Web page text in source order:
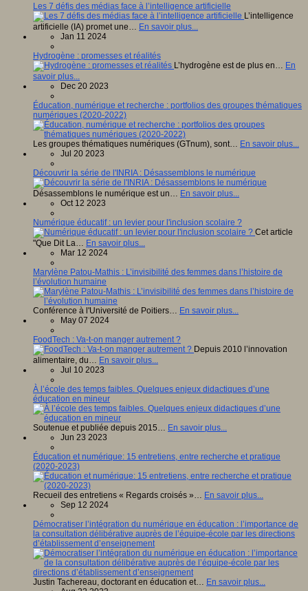
Les 7 défis des médias face à l’intelligence artificielle
L’intelligence
artificielle (IA) promet une… En savoir plus...
Jan 11 2024
Hydrogène : promesses et réalités
L’hydrogène est de plus en… En
savoir plus...
Dec 20 2023
Éducation, numérique et recherche : portfolios des groupes thématiques
numériques (2020-2022)
Les groupes thématiques numériques (GTnum), sont… En savoir plus...
Jul 20 2023
Découvrir la série de l'INRIA : Désassemblons le numérique
Désassemblons le numérique est un… En savoir plus...
Oct 12 2023
Numérique éducatif : un levier pour l'inclusion scolaire ?
Cet article
"Que Dit La… En savoir plus...
Mar 12 2024
Marylène Patou-Mathis : L’invisibilité des femmes dans l’histoire de
l’évolution humaine
Conférence à l'Université de Poitiers… En savoir plus...
May 07 2024
FoodTech : Va-t-on manger autrement ?
Depuis 2010 l’innovation
alimentaire, du… En savoir plus...
Jul 10 2023
À l’école des temps faibles. Quelques enjeux didactiques d’une
éducation en mineur
Soutenue et publiée depuis 2015… En savoir plus...
Jun 23 2023
Éducation et numérique: 15 entretiens, entre recherche et pratique
(2020-2023)
Recueil des entretiens « Regards croisés »… En savoir plus...
Sep 12 2024
Démocratiser l’intégration du numérique en éducation : l’importance de
la consultation délibérative auprès de l’équipe-école par les directions
d’établissement d’enseignement
Justin Tachereau, doctorant en éducation et… En savoir plus...